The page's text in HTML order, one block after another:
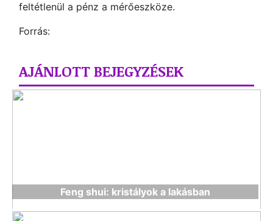
feltétlenül a pénz a mérőeszköze.
Forrás:
AJÁNLOTT BEJEGYZÉSEK
Feng shui: kristályok a lakásban